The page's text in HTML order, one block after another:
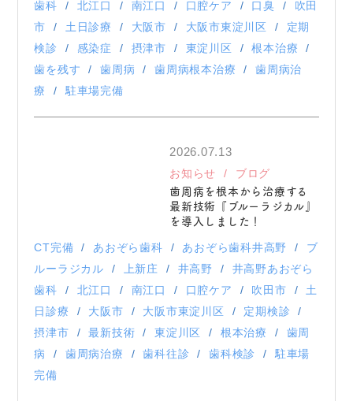
歯科
北江口 南江口 口腔ケア 口臭
吹田
市
土日診療 大阪市 大阪市東淀川区
定期
検診
感染症 摂津市 東淀川区
根本治療
歯を残す
歯周病 歯周病根本治療
歯周病治
療
駐車場完備
2026.07.13
お知らせ ブログ
歯周病を根本から治療する
最新技術『ブルーラジカル』
を導入しました！
CT完備 あおぞら歯科 あおぞら歯科井高野
ブ
ルーラジカル
上新庄 井高野
井高野あおぞら
歯科
北江口 南江口 口腔ケア 吹田市
土
日診療
大阪市 大阪市東淀川区
定期検診
摂津市
最新技術 東淀川区 根本治療
歯周
病
歯周病治療 歯科往診 歯科検診
駐車場
完備